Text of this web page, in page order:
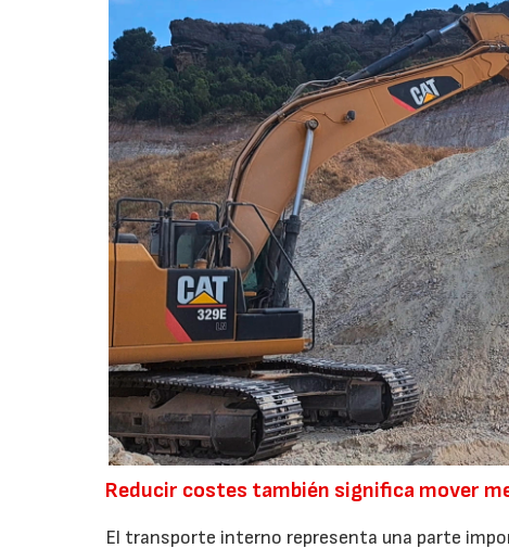
Reducir costes también significa mover
El transporte interno representa una parte